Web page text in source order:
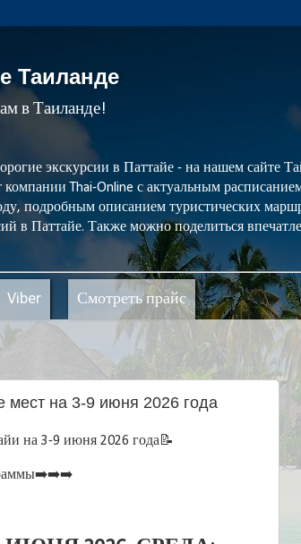
Таиланде
в Таиланде!
экскурсии в Паттайе - на нашем сайте
Thai-Online с актуальным
подробным описанием туристических
в Паттайе. Также можно поделиться
Viber Смотреть прайс
мест на 3-9 июня 2026 года
на 3-9 июня 2026 года📝